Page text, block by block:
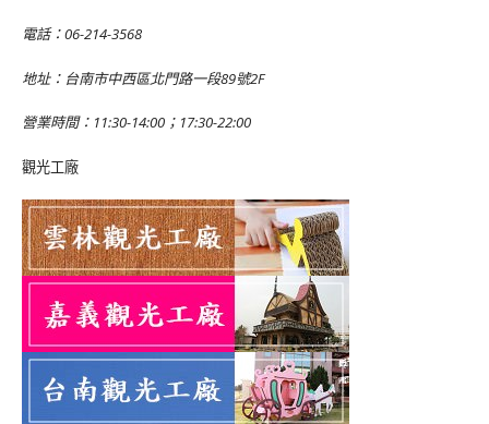
電話：06-214-3568
地址：台南市中西區北門路一段89號2F
營業時間：11:30-14:00；17:30-22:00
觀光工廠